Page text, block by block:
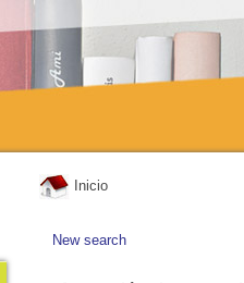
Inicio
New search